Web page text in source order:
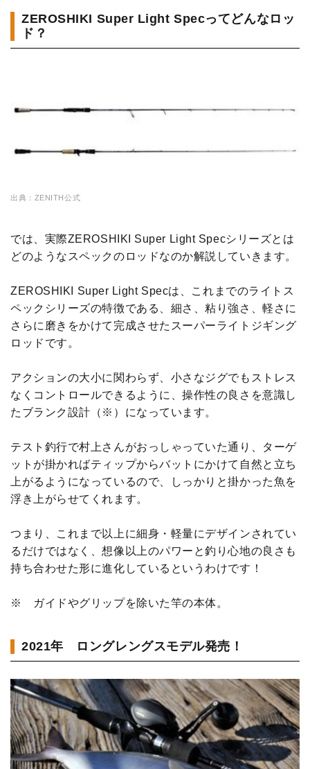
ZEROSHIKI Super Light Specってどんなロッ
ド？
出典：ZENITH公式
では、実際ZEROSHIKI Super Light Specシリーズとは
どのようなスペックのロッドなのか解説していきます。
ZEROSHIKI Super Light Specは、これまでのライトス
ペックシリーズの特徴である、細さ、粘り強さ、軽さに
さらに磨きをかけて完成させたスーパーライトジギング
ロッドです。
アクションの大小に関わらず、小さなジグでもストレス
なくコントロールできるように、操作性の良さを意識し
たブランク設計（※）になっています。
テスト釣行で村上さんがおっしゃっていた通り、ターゲ
ットが掛かればティップからバットにかけて自然と立ち
上がるようになっているので、しっかりと掛かった魚を
浮き上がらせてくれます。
つまり、これまで以上に細身・軽量にデザインされてい
るだけではなく、想像以上のパワーと釣り心地の良さも
持ち合わせた形に進化しているというわけです！
※ ガイドやグリップを除いた竿の本体。
2021年 ロングレングスモデル発売！